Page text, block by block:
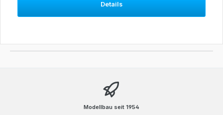
Details
Modellbau seit 1954